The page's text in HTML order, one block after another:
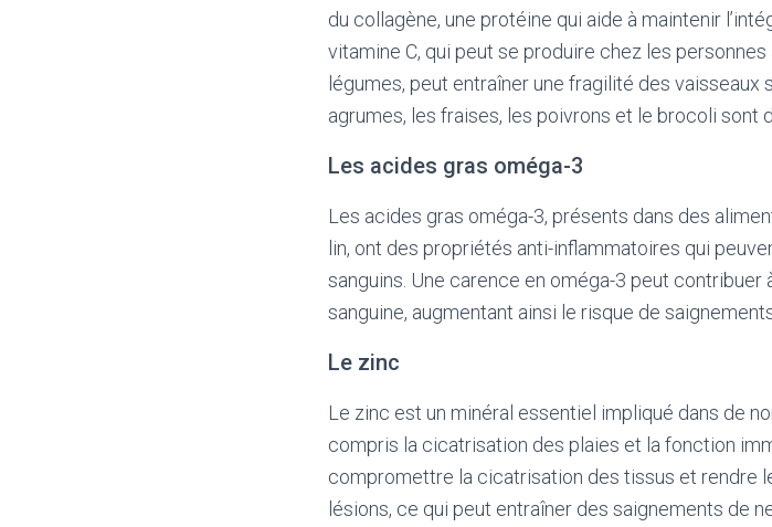
du collagène, une protéine qui aide à maintenir
vitamine C, qui peut se produire chez les
légumes, peut entraîner une fragilité des
agrumes, les fraises, les poivrons et le brocoli sont
Les acides gras oméga-3
Les acides gras oméga-3, présents dans des
lin, ont des propriétés anti-inflammatoires qui
sanguins. Une carence en oméga-3 peut contribuer
sanguine, augmentant ainsi le risque de
Le zinc
Le zinc est un minéral essentiel impliqué dans de
compris la cicatrisation des plaies et la fonction
compromettre la cicatrisation des tissus et rendre
lésions, ce qui peut entraîner des saignements de